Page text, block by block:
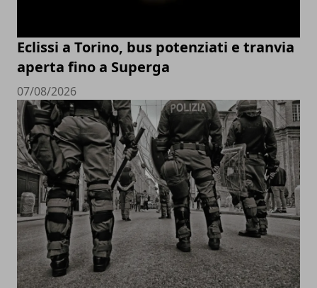
Eclissi a Torino, bus potenziati e tranvia
aperta fino a Superga
07/08/2026